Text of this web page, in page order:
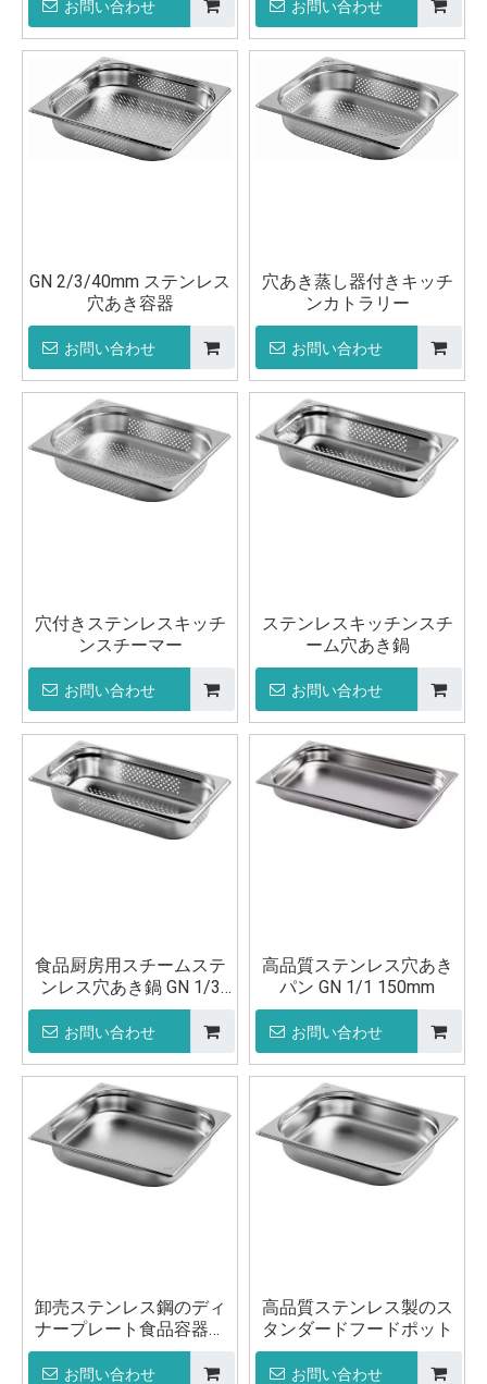
お問い合わせ お問い合わせ
GN 2/3/40mm ステンレス
穴あき容器
お問い合わせ
穴あき蒸し器付きキッチ
ンカトラリー
お問い合わせ
穴付きステンレスキッチ
ンスチーマー
お問い合わせ
ステンレスキッチンスチ
ーム穴あき鍋
お問い合わせ
食品厨房用スチームステ
ンレス穴あき鍋 GN 1/3
150mm
お問い合わせ
高品質ステンレス穴あき
パン GN 1/1 150mm
お問い合わせ
卸売ステンレス鋼のディ
ナープレート食品容器ポ
ット
お問い合わせ
高品質ステンレス製のス
タンダードフードポット
お問い合わせ